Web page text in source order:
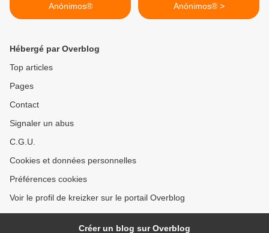
Anónimos®
Anónimos® >
Hébergé par Overblog
Top articles
Pages
Contact
Signaler un abus
C.G.U.
Cookies et données personnelles
Préférences cookies
Voir le profil de kreizker sur le portail Overblog
Créer un blog sur Overblog